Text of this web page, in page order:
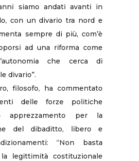
siamo andati avanti in
con un divario tra nord e
sempre di più, com’è
ad una riforma come
che cerca di
divario”.
filosofo, ha commentato
delle forze politiche
apprezzamento per la
del dibaditto, libero e
“Non basta
legittimità costituzionale